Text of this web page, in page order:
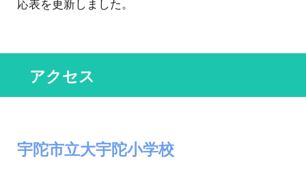
応表を更新しました。
アクセス
宇陀市立大宇陀小学校